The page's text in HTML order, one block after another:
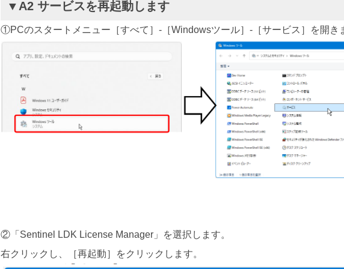
▼A2 サービスを再起動します
①PCのスタートメニュー［すべて］-［Windowsツール］-［サービス］を開き
②「Sentinel LDK License Manager」を選択します。
右クリックし、［再起動］をクリックします。